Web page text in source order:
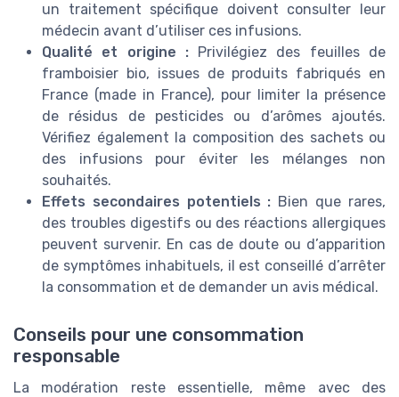
un traitement spécifique doivent consulter leur
médecin avant d’utiliser ces infusions.
Qualité et origine :Privilégiez des feuilles de
framboisier bio, issues de produits fabriqués en
France (made in France), pour limiter la présence
de résidus de pesticides ou d’arômes ajoutés.
Vérifiez également la composition des sachets ou
des infusions pour éviter les mélanges non
souhaités.
Effets secondaires potentiels : Bien que rares,
des troubles digestifs ou des réactions allergiques
peuvent survenir. En cas de doute ou d’apparition
de symptômes inhabituels, il est conseillé d’arrêter
la consommation et de demander un avis médical.
Conseils pour une consommation
responsable
La modération reste essentielle, même avec des